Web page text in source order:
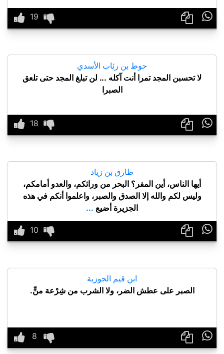

حوط بن رئاب الأسدي
لا تحسبن المجد تمرا أنت آكله ... لن تبلغ المجد حتى تلعق
الصبرا

طارق بن زياد
أيها الناس، أين المفر؟ البحر من ورائكم، والعدو أمامكم،
وليس لكم والله إلا الصدق والصبر، واعلموا أنكم في هذه
الجزيرة أضيع ...

ابن قيم الجوزية
الصبر على عطش الضر، ولا الشرب من شِرْعة منٍّ.
